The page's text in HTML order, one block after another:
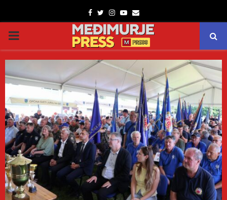
Facebook
TwitterInstagram
Youtube
Email
PRIMARY
MENU